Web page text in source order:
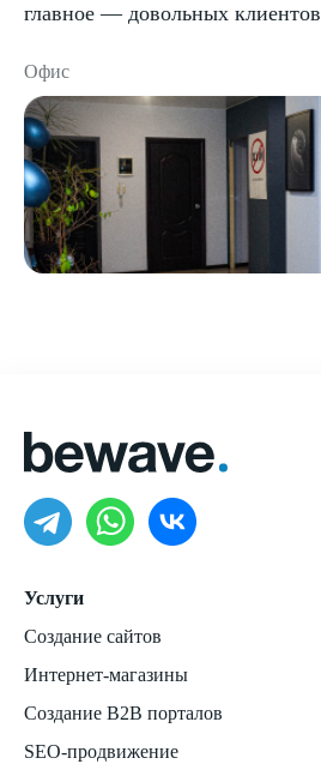
главное — довольных клиентов
Офис
Услуги
Создание сайтов
Интернет-магазины
Создание B2B порталов
SEO-продвижение